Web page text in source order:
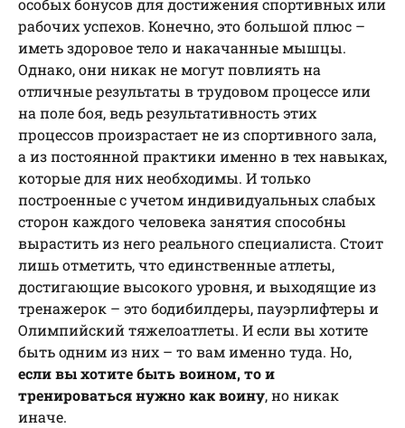
особых бонусов для достижения спортивных или
рабочих успехов. Конечно, это большой плюс –
иметь здоровое тело и накачанные мышцы.
Однако, они никак не могут повлиять на
отличные результаты в трудовом процессе или
на поле боя, ведь результативность этих
процессов произрастает не из спортивного зала,
а из постоянной практики именно в тех навыках,
которые для них необходимы. И только
построенные с учетом индивидуальных слабых
сторон каждого человека занятия способны
вырастить из него реального специалиста. Стоит
лишь отметить, что единственные атлеты,
достигающие высокого уровня, и выходящие из
тренажерок – это бодибилдеры, пауэрлифтеры и
Олимпийский тяжелоатлеты. И если вы хотите
быть одним из них – то вам именно туда. Но,
если вы хотите быть воином, то и
тренироваться нужно как воину, но никак
иначе.